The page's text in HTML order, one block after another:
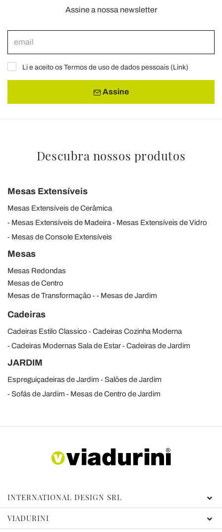
Assine a nossa newsletter
Li e aceito os Termos de uso de dados pessoais (Link)
Assine
Descubra nossos produtos
Mesas Extensíveis
Mesas Extensíveis de Cerâmica
Mesas Extensíveis de Madeira
Mesas Extensíveis de Vidro
Mesas de Console Extensíveis
Mesas
Mesas Redondas
Mesas de Centro
Mesas de Transformação
Mesas de Jardim
Cadeiras
Cadeiras Estilo Classico
Cadeiras Cozinha Moderna
Cadeiras Modernas Sala de Estar
Cadeiras de Jardim
JARDIM
Espreguiçadeiras de Jardim
Salões de Jardim
Sofás de Jardim
Mesas de Centro de Jardim
INTERNATIONAL DESIGN SRL
VIADURINI